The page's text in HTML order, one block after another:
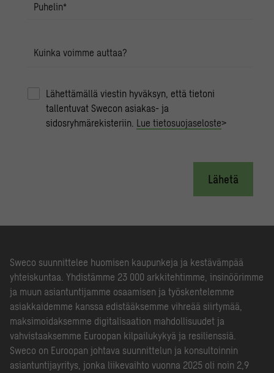
Puhelin*
Kuinka voimme auttaa?
Lähettämällä viestin hyväksyn, että tietoni
tallentuvat Swecon asiakas- ja
sidosryhmärekisteriin. Lue tietosuojaseloste>
Lähetä
Sweco suunnittelee huomisen kaupunkeja ja kestävämpää
yhteiskuntaa. Yhdistämme 23 000 arkkitehtimme, insinöörimme
ja muun asiantuntijamme osaamisen ja työskentelemme
asiakkaidemme kanssa edistääksemme vihreää siirtymää,
maksimoidaksemme digitalisaation mahdollisuudet ja
vahvistaaksemme Euroopan kilpailukykyä ja resilienssiä.
Sweco on Euroopan johtava suunnittelun ja konsultoinnin
asiantuntijayritys, jonka liikevaihto vuonna 2025 oli noin 2,9